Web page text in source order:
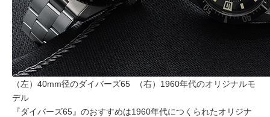
（左）40mm径のダイバーズ65
（右）1960年代のオリジナルモ
デル
『ダイバーズ65』のおすすめは1960年代につくられたオリジナ